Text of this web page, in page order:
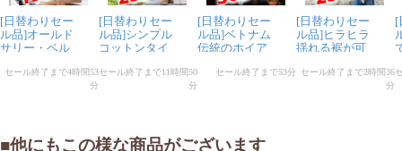
■他にもこの様な商品がございます